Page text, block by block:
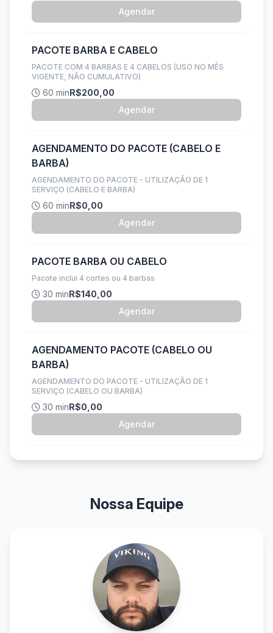
Agendar
PACOTE BARBA E CABELO
PACOTE COM 4 BARBAS E 4 CABELOS (USO NO MÊS
VIGENTE, NÃO CUMULATIVO)
60 minR$200,00
Agendar
AGENDAMENTO DO PACOTE (CABELO E
BARBA)
AGENDAMENTO DO PACOTE - UTILIZAÇÃO DE 1
SERVIÇO (CABELO E BARBA)
60 minR$0,00
Agendar
PACOTE BARBA OU CABELO
Pacote inclui 4 cortes ou 4 barbas
30 minR$140,00
Agendar
AGENDAMENTO PACOTE (CABELO OU
BARBA)
AGENDAMENTO DO PACOTE - UTILIZAÇÃO DE 1
SERVIÇO (CABELO OU BARBA)
30 minR$0,00
Agendar
Nossa Equipe